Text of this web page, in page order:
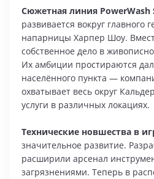
Сюжетная линия PowerWash
развивается вокруг главного
напарницы Харпер Шоу.
собственное дело в
Их амбиции простираются
населённого пункта —
охватывает весь округ
услуги в различных локациях.
Технические новшества в
значительное развитие.
расширили арсенал
загрязнениями. Теперь в